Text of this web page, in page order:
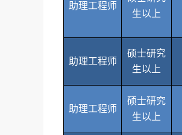
助理工程师
生以上
助理工程师
硕士研究
生以上
助理工程师
硕士研究
生以上